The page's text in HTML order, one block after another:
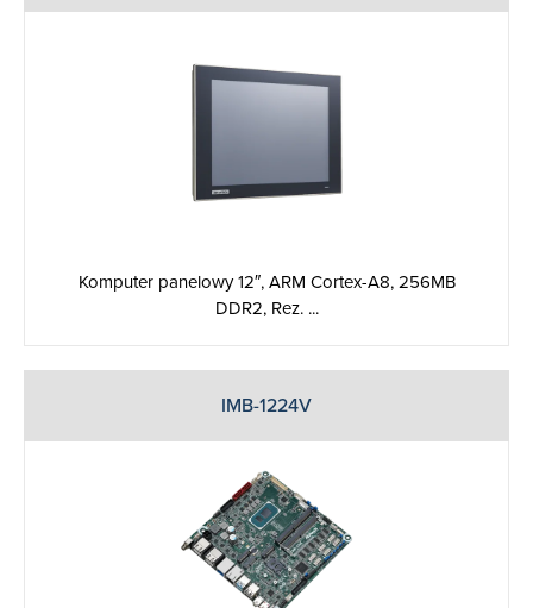
Komputer panelowy 12″, ARM Cortex-A8, 256MB
DDR2, Rez. ...
IMB-1224V